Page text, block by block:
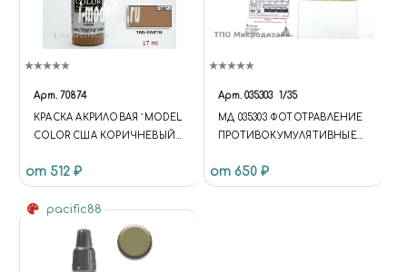
Арт. 70874
КРАСКА АКРИЛОВАЯ `MODEL
COLOR США КОРИЧНЕВЫЙ
от 512 ₽
Арт. 035303 1/35
МД 035303 ФОТОТРАВЛЕНИЕ
ПРОТИВОКУМУЛЯТИВНЫЕ
ОТ ЗВЕЗДЫ
от 650 ₽
pacific88